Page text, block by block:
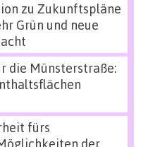
zu Zukunftspläne
Grün und neue
die Münsterstraße:
fürs
der